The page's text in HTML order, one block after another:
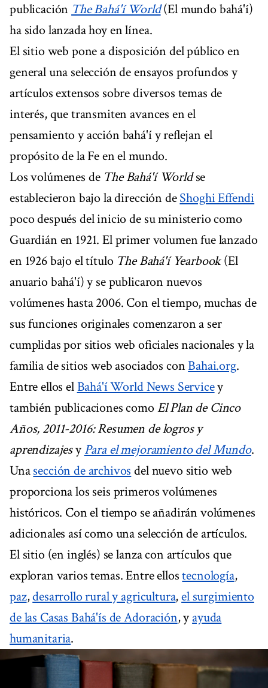
publicación The Bahá'í World(El mundo bahá'í)
ha sido lanzada hoy en línea.
El sitio web pone a disposición del público en
general una selección de ensayos profundos y
artículos extensos sobre diversos temas de
interés, que transmiten avances en el
pensamiento y acción bahá'í y reflejan el
propósito de la Fe en el mundo.
Los volúmenes de The Bahá'í Worldse
establecieron bajo la dirección deShoghi Effendi
poco después del inicio de su ministerio como
Guardián en 1921. El primer volumen fue lanzado
en 1926 bajo el título The Bahá'í Yearbook(El
anuario bahá'í) y se publicaron nuevos
volúmenes hasta 2006. Con el tiempo, muchas de
sus funciones originales comenzaron a ser
cumplidas por sitios web oficiales nacionales y la
familia de sitios web asociados conBahai.org.
Entre ellos elBahá'í World News Servicey
también publicaciones comoEl Plan de Cinco
Años, 2011-2016: Resumen de logros y
aprendizajesy Para el mejoramiento del Mundo.
Unasección de archivos del nuevo sitio web
proporciona los seis primeros volúmenes
históricos. Con el tiempo se añadirán volúmenes
adicionales así como una selección de artículos.
El sitio (en inglés) se lanza con artículos que
exploran varios temas. Entre ellostecnología,
paz,desarrollo rural y agricultura,el surgimiento
de las Casas Bahá'ís de Adoración, y ayuda
humanitaria.